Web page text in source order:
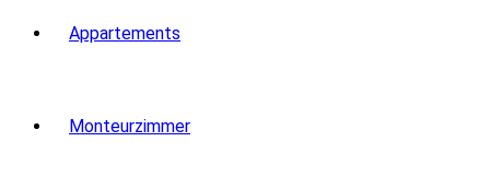
Appartements
Monteurzimmer